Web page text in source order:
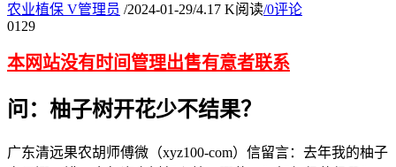
农业植保 V管理员 /2024-01-29/4.17 K阅读/0评论
01 29
本网站没有时间管理出售有意者联系
问：柚子树开花少不结果？
广东清远果农胡师傅微（xyz100-com）信留言：去年我的柚子